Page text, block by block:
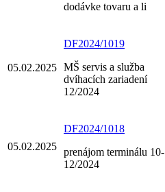
dodávke tovaru a li
05.02.2025
DF2024/1019
MŠ servis a služba
dvíhacích zariadení
12/2024
05.02.2025
DF2024/1018
prenájom terminálu 10-
12/2024